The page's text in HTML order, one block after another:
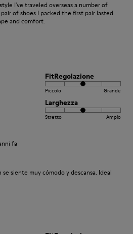
I've traveled overseas a number of
of shoes I packed the first pair lasted
and comfort.
FitRegolazione
Piccolo Grande
Larghezza
Stretto Ampio
fa
siente muy cómodo y descansa. Ideal